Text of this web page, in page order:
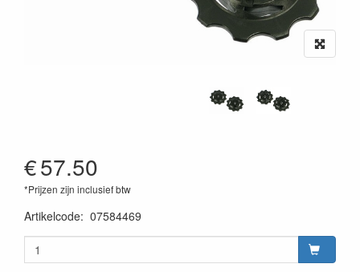
€57.50
*Prijzen zijn inclusief btw
Artikelcode: 07584469